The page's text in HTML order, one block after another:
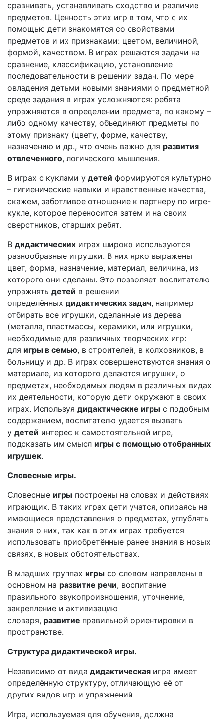
сравнивать, устанавливать сходство и различие
предметов. Ценность этих игр в том, что с их
помощью дети знакомятся со свойствами
предметов и их признаками: цветом, величиной,
формой, качеством. В играх решаются задачи на
сравнение, классификацию, установление
последовательности в решении задач. По мере
овладения детьми новыми знаниями о предметной
среде задания в играх усложняются: ребята
упражняются в определении предмета, по какому –
либо одному качеству, объединяют предметы по
этому признаку (цвету, форме, качеству,
назначению и др., что очень важно для развития
отвлеченного, логического мышления.
В играх с куклами у детей формируются культурно
– гигиенические навыки и нравственные качества,
скажем, заботливое отношение к партнеру по игре-
кукле, которое переносится затем и на своих
сверстников, старших ребят.
В дидактических играх широко используются
разнообразные игрушки. В них ярко выражены
цвет, форма, назначение, материал, величина, из
которого они сделаны. Это позволяет воспитателю
упражнять детей в решении
определённых дидактических задач, например
отбирать все игрушки, сделанные из дерева
(металла, пластмассы, керамики, или игрушки,
необходимые для различных творческих игр:
для игры в семью, в строителей, в колхозников, в
больницу и др. В играх совершенствуются знания о
материале, из которого делаются игрушки, о
предметах, необходимых людям в различных видах
их деятельности, которую дети окружают в своих
играх. Используя дидактические игры с подобным
содержанием, воспитателю удаётся вызвать
у детей интерес к самостоятельной игре,
подсказать им смысл игры с помощью отобранных
игрушек.
Словесные игры.
Словесные игры построены на словах и действиях
играющих. В таких играх дети учатся, опираясь на
имеющиеся представления о предметах, углублять
знания о них, так как в этих играх требуется
использовать приобретённые ранее знания в новых
связях, в новых обстоятельствах.
В младших группах игры со словом направлены в
основном на развитие речи, воспитание
правильного звукопроизношения, уточнение,
закрепление и активизацию
словаря, развитие правильной ориентировки в
пространстве.
Структура дидактической игры.
Независимо от вида дидактическая игра имеет
определённую структуру, отличающую её от
других видов игр и упражнений.
Игра, используемая для обучения, должна